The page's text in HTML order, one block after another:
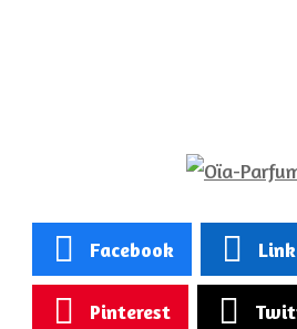
Facebook
Pinterest